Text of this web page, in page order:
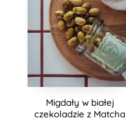
Migdały w białej
czekoladzie z Matcha